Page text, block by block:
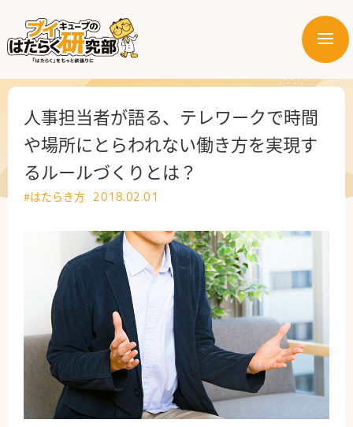
メ
ー
はたらく部署
はたらく課題
はたらく製品・サービス
公式X
公式Facebook
人事担当者が語る、テレワークで時間
や場所にとらわれない働き方を実現す
るルールづくりとは？
#はたらき方 2018.02.01